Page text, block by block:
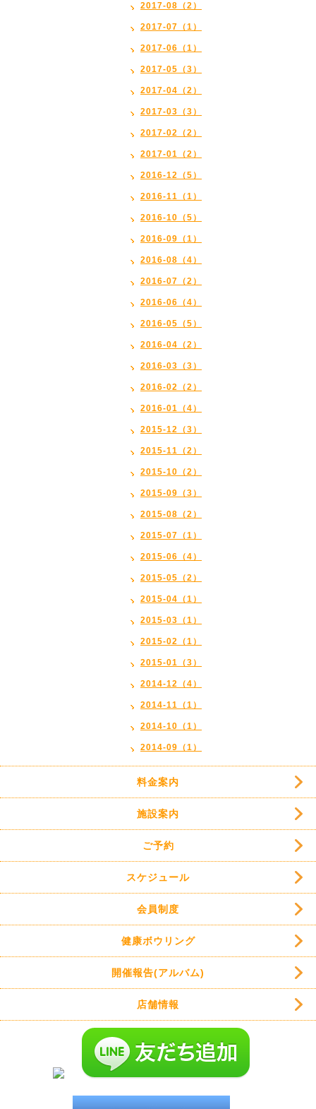
2017-08（2）
2017-07（1）
2017-06（1）
2017-05（3）
2017-04（2）
2017-03（3）
2017-02（2）
2017-01（2）
2016-12（5）
2016-11（1）
2016-10（5）
2016-09（1）
2016-08（4）
2016-07（2）
2016-06（4）
2016-05（5）
2016-04（2）
2016-03（3）
2016-02（2）
2016-01（4）
2015-12（3）
2015-11（2）
2015-10（2）
2015-09（3）
2015-08（2）
2015-07（1）
2015-06（4）
2015-05（2）
2015-04（1）
2015-03（1）
2015-02（1）
2015-01（3）
2014-12（4）
2014-11（1）
2014-10（1）
2014-09（1）
料金案内
施設案内
ご予約
スケジュール
会員制度
健康ボウリング
開催報告(アルバム)
店舗情報